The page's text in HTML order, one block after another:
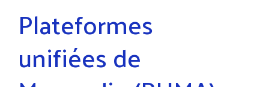
Plateformes
unifiées de